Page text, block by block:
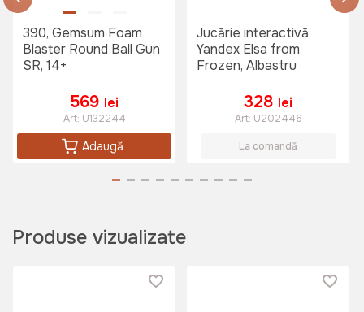
390, Gemsum Foam
Blaster Round Ball Gun
SR, 14+
569 lei
Art: U132244
Adaugă
Jucărie interactivă
Yandex Elsa from
Frozen, Albastru
328 lei
Art: U202446
La comandă
Produse vizualizate